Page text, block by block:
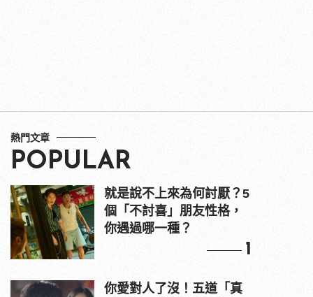
熱門文章
POPULAR
就是說不上來為何討厭？5
個「不討喜」朋友性格，
你遇過哪一種？
1
你愛對人了沒！五道「真